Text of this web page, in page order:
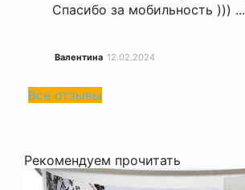
Спасибо за мобильность ))) ...
Валентина 12.02.2024
Все отзывы
Рекомендуем прочитать